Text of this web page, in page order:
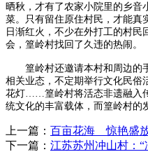
晒秋，才有了农家小院里的乡音
菜。只有留住原住村民，才能真
日渐红火，不少在外打工的村民
会，篁岭村找回了久违的热闹。
篁岭村还邀请本村和周边的
相关业态，不定期举行文化民俗
花灯……篁岭村将活态非遗融入
统文化的丰富载体，而篁岭村的
上一篇： 百亩花海 惊艳盛
下一篇： 江苏苏州冲山村：